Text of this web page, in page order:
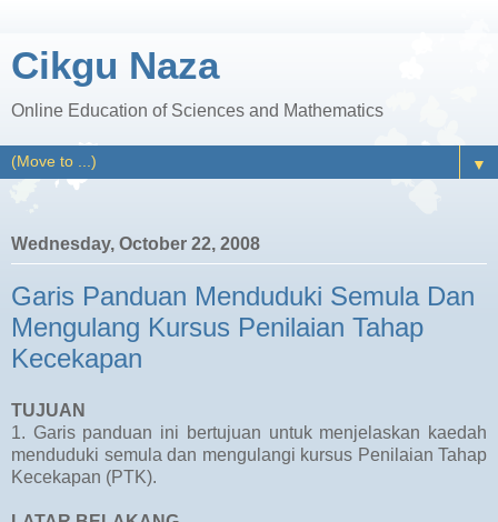
Cikgu Naza
Online Education of Sciences and Mathematics
▼
Wednesday, October 22, 2008
Garis Panduan Menduduki Semula Dan
Mengulang Kursus Penilaian Tahap
Kecekapan
TUJUAN
1. Garis panduan ini bertujuan untuk menjelaskan kaedah
menduduki semula dan mengulangi kursus Penilaian Tahap
Kecekapan (PTK).